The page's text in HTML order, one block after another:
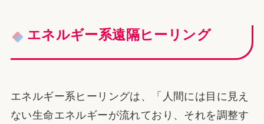
エネルギー系遠隔ヒーリング
エネルギー系ヒーリングは、「人間には目に見え
ない生命エネルギーが流れており、それを調整す